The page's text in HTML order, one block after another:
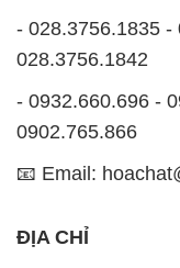
- 028.3756.1835 -
028.3756.1842
- 0932.660.696 -
0902.765.866
📧 Email:
ĐỊA CHỈ